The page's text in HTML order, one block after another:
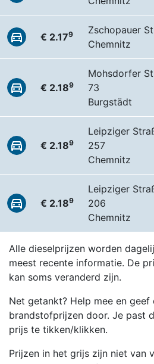
€ 2.179
Zschopauer
Chemnitz
€ 2.189
Mohsdorfer
73
Burgstädt
€ 2.189
Leipziger
257
Chemnitz
€ 2.189
Leipziger
206
Chemnitz
Alle dieselprijzen worden
meest recente informatie. De
kan soms veranderd zijn.
Net getankt? Help mee en geef
brandstofprijzen door. Je past
prijs te tikken/klikken.
Prijzen in het grijs zijn niet van